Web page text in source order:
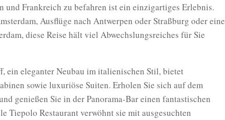
und Frankreich zu befahren ist ein einzigartiges Erlebnis.
Ausflüge nach Antwerpen oder Straßburg oder eine
diese Reise hält viel Abwechslungsreiches für Sie
ein eleganter Neubau im italienischen Stil, bietet
sowie luxuriöse Suiten. Erholen Sie sich auf dem
genießen Sie in der Panorama-Bar einen fantastischen
Tiepolo Restaurant verwöhnt sie mit ausgesuchten